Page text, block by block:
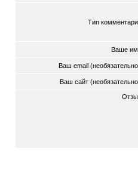
Тип
Ваше
Ваш email
Ваш сайт